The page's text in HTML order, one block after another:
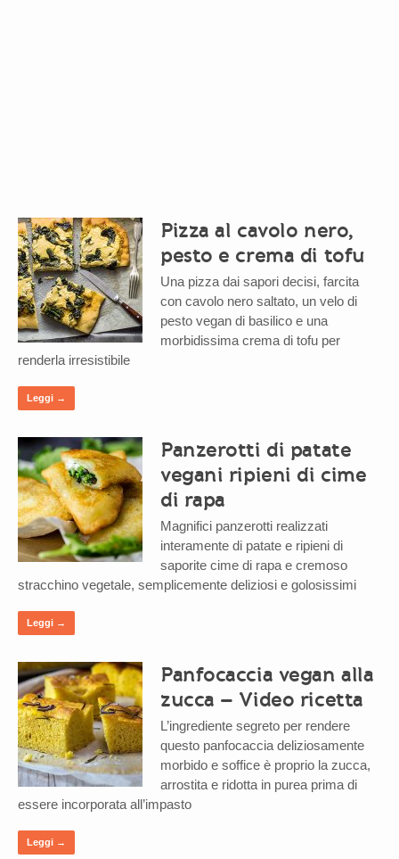
Pizza al cavolo nero,
pesto e crema di tofu
Una pizza dai sapori decisi, farcita
con cavolo nero saltato, un velo di
pesto vegan di basilico e una
morbidissima crema di tofu per
renderla irresistibile
Leggi →
Panzerotti di patate
vegani ripieni di cime
di rapa
Magnifici panzerotti realizzati
interamente di patate e ripieni di
saporite cime di rapa e cremoso
stracchino vegetale, semplicemente deliziosi e golosissimi
Leggi →
Panfocaccia vegan alla
zucca – Video ricetta
L’ingrediente segreto per rendere
questo panfocaccia deliziosamente
morbido e soffice è proprio la zucca,
arrostita e ridotta in purea prima di
essere incorporata all’impasto
Leggi →